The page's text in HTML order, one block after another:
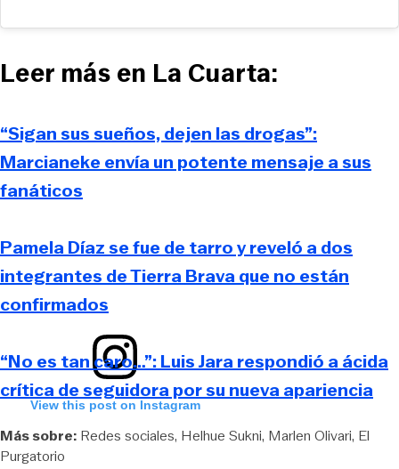
View this post on Instagram
Leer más en La Cuarta:
“Sigan sus sueños, dejen las drogas”:
Marcianeke envía un potente mensaje a sus
fanáticos
Pamela Díaz se fue de tarro y reveló a dos
integrantes de Tierra Brava que no están
confirmados
“No es tan caro…”: Luis Jara respondió a ácida
crítica de seguidora por su nueva apariencia
Más sobre: Redes sociales Helhue Sukni Marlen Olivari El
Purgatorio